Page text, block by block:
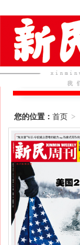
您的位置： 首页>